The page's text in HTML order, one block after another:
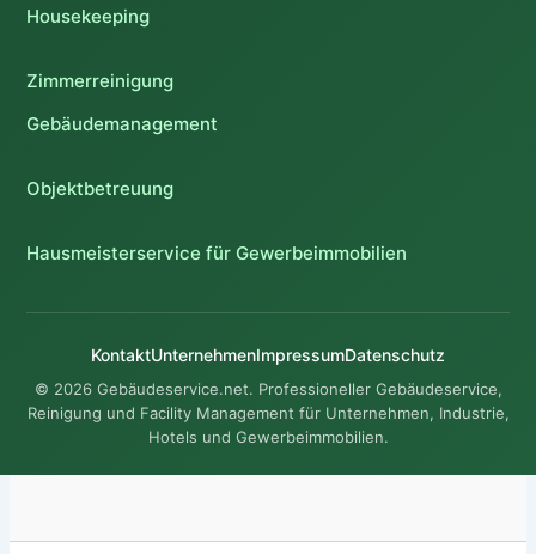
Housekeeping
Zimmerreinigung
Gebäudemanagement
Objektbetreuung
Hausmeisterservice für Gewerbeimmobilien
KontaktUnternehmenImpressumDatenschutz
© 2026 Gebäudeservice.net. Professioneller Gebäudeservice,
Reinigung und Facility Management für Unternehmen, Industrie,
Hotels und Gewerbeimmobilien.